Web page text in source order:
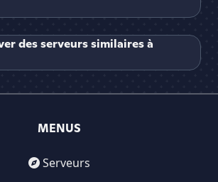
des serveurs similaires à
MENUS
Serveurs